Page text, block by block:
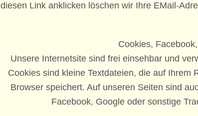
diesen Link anklicken löschen wir Ihre EMail-
Cookies,
Unsere Internetsite sind frei einsehbar und
Cookies sind kleine Textdateien, die auf Ihrem
Browser speichert. Auf unseren Seiten sind
Facebook, Google oder sonstige